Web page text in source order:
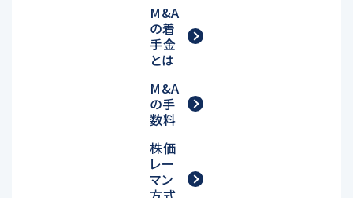
M&A
の着
手金
とは
M&A
の手
数料
株価
レー
マン